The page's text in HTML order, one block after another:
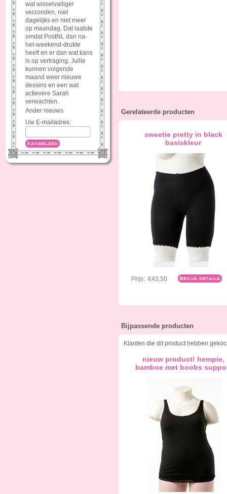
wat wisselvalliger
verzonden, niet
dagelijks en niet meer
op maandag. Dat laatste
omdat PostNL dan na-
het-weekend-drukte
heeft en er dan wat kans
is op vertraging. Jullie
kunnen volgende
maand weer nieuwe
dessins en een wat
actievere Sarah
verwachten.
Ander nieuws
Uw E-mailadres:
Aanmelden
Gerelateerde producten
sweetie pretty in black
basiskleur
Prijs: €43,50 Bekijk details
Bijpassende producten
Klanten die dit product hebben
nieuw product! hempie,
bamboe met boobs